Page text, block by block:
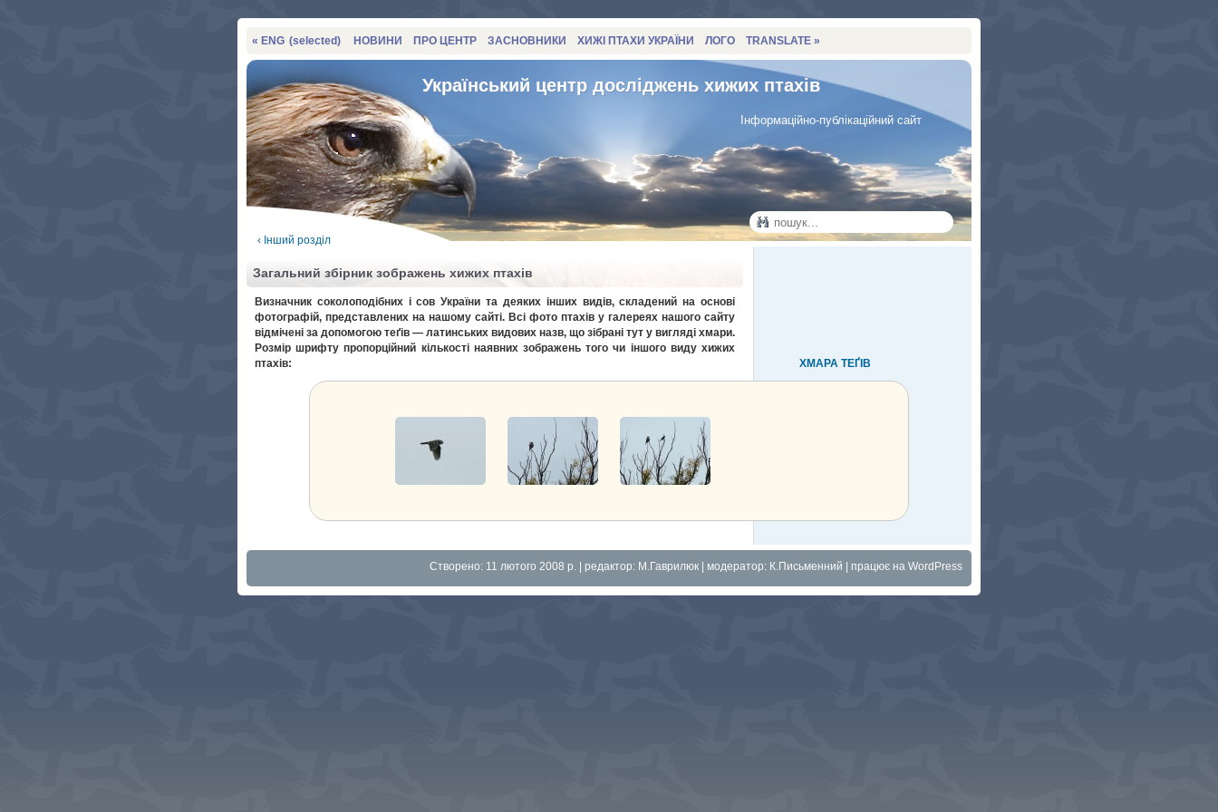
« ENG (selected) НОВИНИ ПРО ЦЕНТР ЗАСНОВНИКИ ХИЖІ ПТАХИ УКРАЇНИ ЛОГО TRANSLATE »
Український центр досліджень хижих птахів
Інформаційно-публікаційний сайт
‹ Інший розділ
Загальний збірник зображень хижих птахів
Визначник соколоподібних і сов України та деяких інших видів, складений на основі
фотографій, представлених на нашому сайті. Всі фото птахів у галереях нашого сайту
відмічені за допомогою теґів — латинських видових назв, що зібрані тут у вигляді хмари.
Розмір шрифту пропорційний кількості наявних зображень того чи іншого виду хижих
птахів:
ХМАРА ТЕҐIВ
Створено: 11 лютого 2008 р. | редактор: М.Гаврилюк | модератор: К.Письменний | працює на WordPress